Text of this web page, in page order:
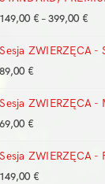
149,00 € – 399,00 €
od
Sesja ZWIERZĘCA -
89,00 €
Sesja ZWIERZĘCA
69,00 €
Sesja ZWIERZĘCA -
149,00 €